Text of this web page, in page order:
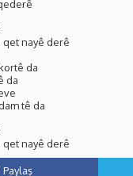
qet nayê derê
da
da
tê da
qet nayê derê
Paylaş